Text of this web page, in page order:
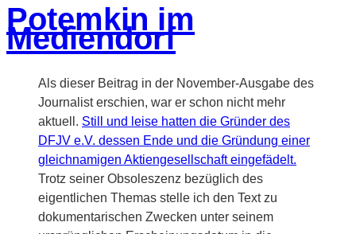
Potemkin im
Mediendorf
Als dieser Beitrag in der November-Ausgabe des
Journalist erschien, war er schon nicht mehr
aktuell. Still und leise hatten die Gründer des
DFJV e.V. dessen Ende und die Gründung einer
gleichnamigen Aktiengesellschaft eingefädelt.
Trotz seiner Obsoleszenz bezüglich des
eigentlichen Themas stelle ich den Text zu
dokumentarischen Zwecken unter seinem